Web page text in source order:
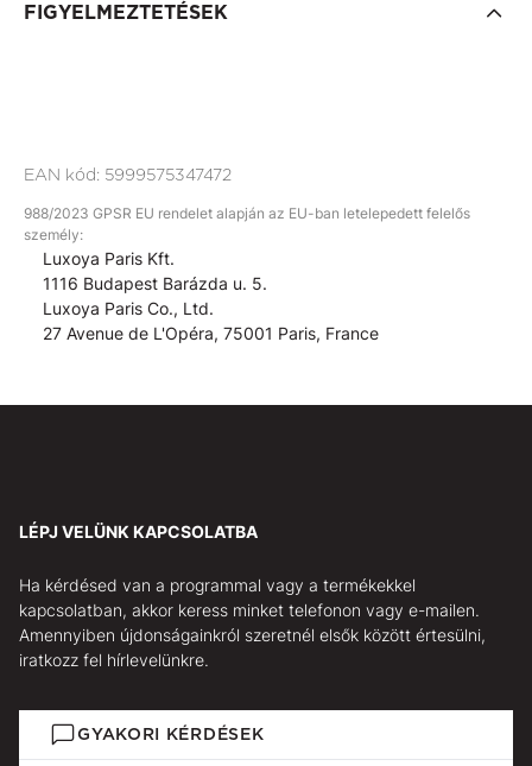
FIGYELMEZTETÉSEK
EAN kód: 5999575347472
988/2023 GPSR EU rendelet alapján az EU-ban letelepedett felelős
személy:
Luxoya Paris Kft.
1116 Budapest Barázda u. 5.
Luxoya Paris Co., Ltd.
27 Avenue de L'Opéra, 75001 Paris, France
LÉPJ VELÜNK KAPCSOLATBA
Ha kérdésed van a programmal vagy a termékekkel
kapcsolatban, akkor keress minket telefonon vagy e-mailen.
Amennyiben újdonságainkról szeretnél elsők között értesülni,
iratkozz fel hírlevelünkre.
GYAKORI KÉRDÉSEK